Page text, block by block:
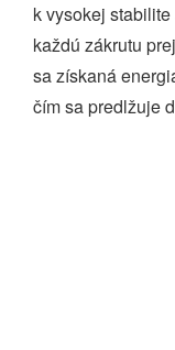
k vysokej
každú zákrutu
sa získaná
čím sa predlžuje